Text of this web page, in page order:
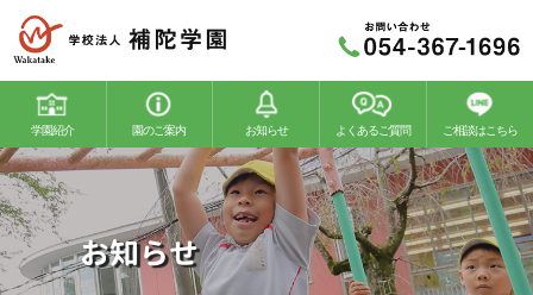
学園紹介 園のご案内
若竹幼稚園 若竹こどもの森
お知らせ よくあるご質問 ご相談はこちら
お知らせ